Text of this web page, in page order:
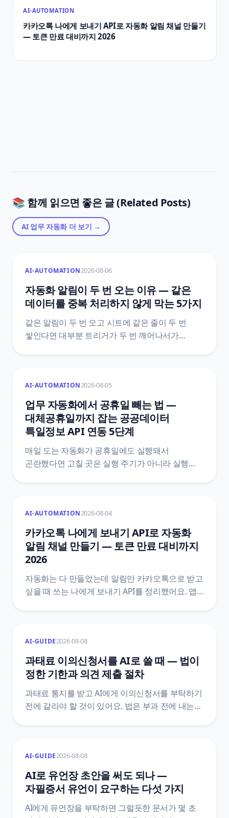
AI-AUTOMATION
카카오톡 나에게 보내기 API로 자동화 알림 채널 만들기
— 토큰 만료 대비까지 2026
📚 함께 읽으면 좋은 글 (Related Posts)
AI 업무 자동화더 보기 →
AI-AUTOMATION2026-08-06
자동화 알림이 두 번 오는 이유 — 같은
데이터를 중복 처리하지 않게 막는 5가지
같은 알림이 두 번 오고 시트에 같은 줄이 두 번
쌓인다면 대부분 트리거가 두 번 깨어나서가
문서에 실제로 적힌 기능 이름과 한도값으로 막는
다섯 가지 방법을 정리했어요.
AI-AUTOMATION2026-08-05
업무 자동화에서 공휴일 빼는 법 —
대체공휴일까지 잡는 공공데이터
특일정보 API 연동 5단계
매일 도는 자동화가 공휴일에도 실행돼서
곤란했다면 고칠 곳은 실행 주기가 아니라 실행
틀리는지, 공식 문서끼리 어긋나는 지점은
어디인지까지 원문을 근거로 정리했어요.
AI-AUTOMATION2026-08-04
카카오톡 나에게 보내기 API로 자동화
알림 채널 만들기 — 토큰 만료 대비까지
2026
자동화는 다 만들었는데 알림만 카카오톡으로 받고
싶을 때 쓰는 나에게 보내기 API를 정리했어요. 앱
설계까지 카카오 공식 문서 기준으로 담았습니다.
AI-GUIDE2026-08-08
과태료 이의신청서를 AI로 쓸 때 — 법이
정한 기한과 의견 제출 절차
과태료 통지를 받고 AI에게 이의신청서를 부탁하기
전에 갈라야 할 것이 있어요. 법은 부과 전에 내는
그다음 절차가 통째로 달라져요.
질서위반행위규제법 조문 원문으로 정리했어요.
AI-GUIDE2026-08-08
AI로 유언장 초안을 써도 되나 —
자필증서 유언이 요구하는 다섯 가지
AI에게 유언장을 부탁하면 그럴듯한 문서가 몇 초